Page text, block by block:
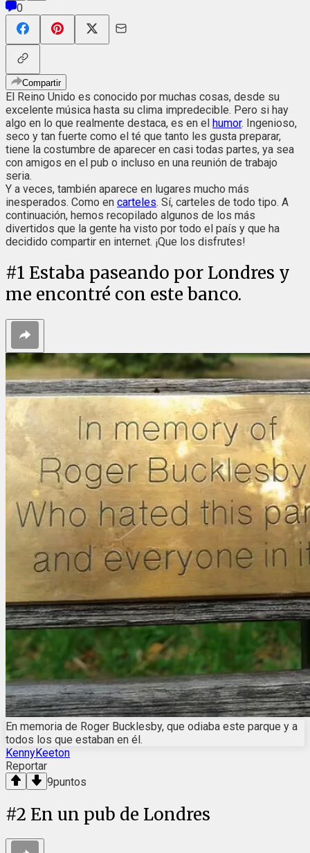
0
Compartir
El Reino Unido es conocido por muchas cosas, desde su
excelente música hasta su clima impredecible. Pero si hay
algo en lo que realmente destaca, es en el humor. Ingenioso,
seco y tan fuerte como el té que tanto les gusta preparar,
tiene la costumbre de aparecer en casi todas partes, ya sea
con amigos en el pub o incluso en una reunión de trabajo
seria.
Y a veces, también aparece en lugares mucho más
inesperados. Como en carteles. Sí, carteles de todo tipo. A
continuación, hemos recopilado algunos de los más
divertidos que la gente ha visto por todo el país y que ha
decidido compartir en internet. ¡Que los disfrutes!
#1 Estaba paseando por Londres y
me encontré con este banco.
En memoria de Roger Bucklesby, que odiaba este parque y a
todos los que estaban en él.
KennyKeeton
Reportar
9puntos
#2 En un pub de Londres